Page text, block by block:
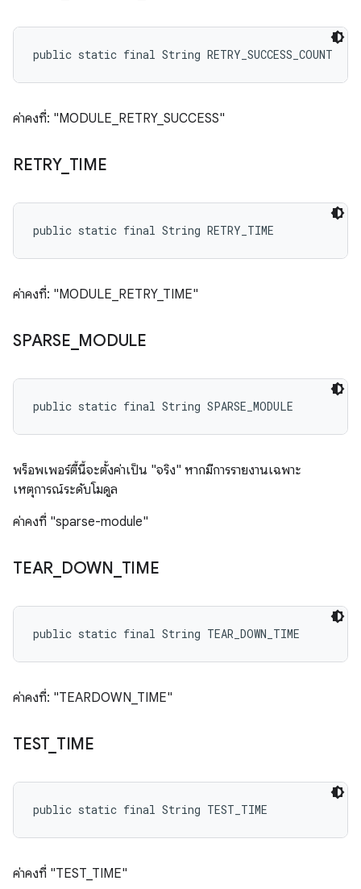
public static final String RETRY_SUCCESS_COUNT
ค่าคงที่: "MODULE_RETRY_SUCCESS"
RETRY_ TIME
public static final String RETRY_TIME
ค่าคงที่: "MODULE_RETRY_TIME"
SPARSE MODULE
public static final String SPARSE_MODULE
พร็อพเพอร์ตี้นี้จะตั้งค่าเป็น "จริง" หากมีการรายงานเฉพาะ
เหตุการณ์ระดับโมดูล
ค่าคงที่ "sparse-module"
TEAR DOWN TIME
public static final String TEAR_DOWN_TIME
ค่าคงที่: "TEARDOWN_TIME"
TEST_ TIME
public static final String TEST_TIME
ค่าคงที่ "TEST_TIME"